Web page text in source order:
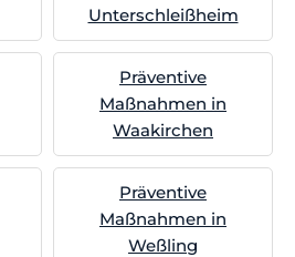
Unterschleißheim
Präventive
Maßnahmen in
Waakirchen
Präventive
Maßnahmen in
Weßling